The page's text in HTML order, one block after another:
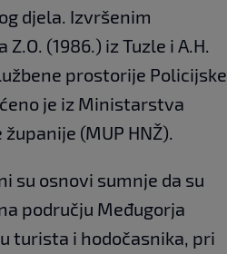
djela. Izvršenim
(1986.) iz Tuzle i A.H.
prostorije Policijske
je iz Ministarstva
(MUP HNŽ).
su osnovi sumnje da su
području Međugorja
turista i hodočasnika, pri